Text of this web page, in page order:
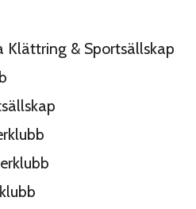
Klättring & Sportsällskap